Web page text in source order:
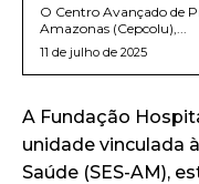
O Centro Avançado de
Amazonas (Cepcolu),...
11 de julho de 2025
A Fundação
unidade vinculada
Saúde (SES-AM),